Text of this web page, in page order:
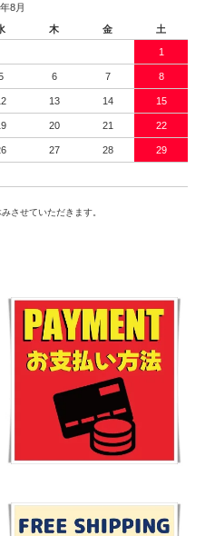
8月
木 金 土
1
6 7 8
13 14 15
20 21 22
27 28 29
させていただきます。